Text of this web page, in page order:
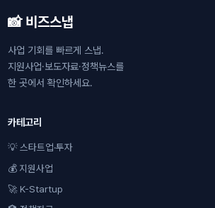
📸 비즈스냅
사업 기회를 빠르게 스냅.
지원사업·보도자료·정책뉴스를
한 곳에서 확인하세요.
카테고리
💡 스타트업·투자
💰 지원사업
🚀 K-Startup